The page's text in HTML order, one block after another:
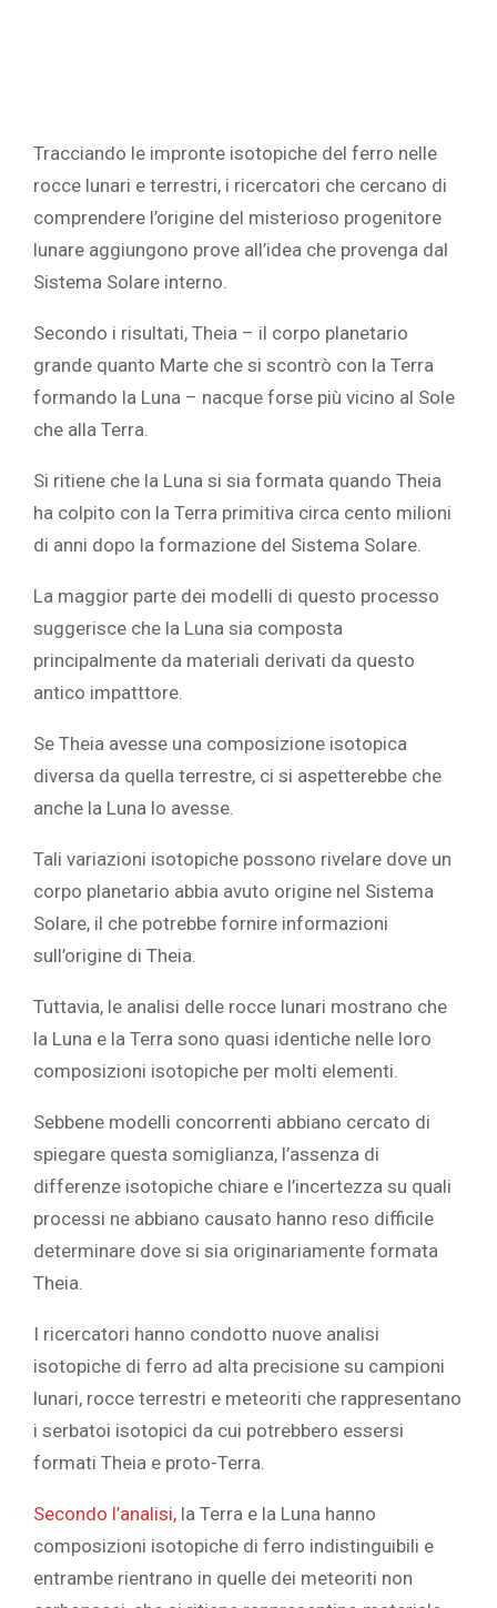
Tracciando le impronte isotopiche del ferro nelle
rocce lunari e terrestri, i ricercatori che cercano di
comprendere l’origine del misterioso progenitore
lunare aggiungono prove all’idea che provenga dal
Sistema Solare interno.
Secondo i risultati, Theia – il corpo planetario
grande quanto Marte che si scontrò con la Terra
formando la Luna – nacque forse più vicino al Sole
che alla Terra.
Si ritiene che la Luna si sia formata quando Theia
ha colpito con la Terra primitiva circa cento milioni
di anni dopo la formazione del Sistema Solare.
La maggior parte dei modelli di questo processo
suggerisce che la Luna sia composta
principalmente da materiali derivati da questo
antico impatttore.
Se Theia avesse una composizione isotopica
diversa da quella terrestre, ci si aspetterebbe che
anche la Luna lo avesse.
Tali variazioni isotopiche possono rivelare dove un
corpo planetario abbia avuto origine nel Sistema
Solare, il che potrebbe fornire informazioni
sull’origine di Theia.
Tuttavia, le analisi delle rocce lunari mostrano che
la Luna e la Terra sono quasi identiche nelle loro
composizioni isotopiche per molti elementi.
Sebbene modelli concorrenti abbiano cercato di
spiegare questa somiglianza, l’assenza di
differenze isotopiche chiare e l’incertezza su quali
processi ne abbiano causato hanno reso difficile
determinare dove si sia originariamente formata
Theia.
I ricercatori hanno condotto nuove analisi
isotopiche di ferro ad alta precisione su campioni
lunari, rocce terrestri e meteoriti che rappresentano
i serbatoi isotopici da cui potrebbero essersi
formati Theia e proto-Terra.
Secondo l’analisi, la Terra e la Luna hanno
composizioni isotopiche di ferro indistinguibili e
entrambe rientrano in quelle dei meteoriti non